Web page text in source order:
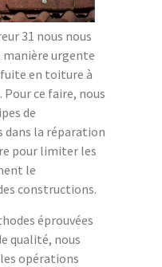
31 nous nous
manière urgente
en toiture à
Pour ce faire, nous
de
dans la réparation
pour limiter les
le
constructions.
éprouvées
qualité, nous
opérations